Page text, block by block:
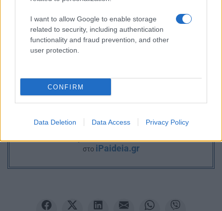
I want to allow Google to enable storage
related to security, including authentication
functionality and fraud prevention, and other
user protection.
CONFIRM
Data Deletion Data Access Privacy Policy
Ακολουθείστε το iPaideia.gr στο Google News
στο iPaideia.gr